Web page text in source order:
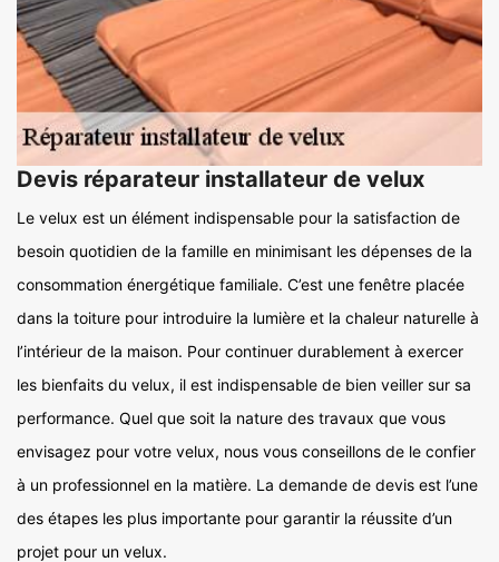
Devis réparateur installateur de velux
Le velux est un élément indispensable pour la satisfaction de
besoin quotidien de la famille en minimisant les dépenses de la
consommation énergétique familiale. C’est une fenêtre placée
dans la toiture pour introduire la lumière et la chaleur naturelle à
l’intérieur de la maison. Pour continuer durablement à exercer
les bienfaits du velux, il est indispensable de bien veiller sur sa
performance. Quel que soit la nature des travaux que vous
envisagez pour votre velux, nous vous conseillons de le confier
à un professionnel en la matière. La demande de devis est l’une
des étapes les plus importante pour garantir la réussite d’un
projet pour un velux.